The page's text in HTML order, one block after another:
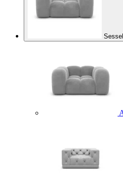
Sessel